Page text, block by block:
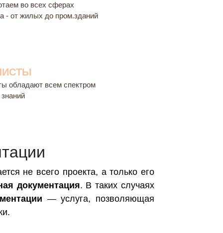
во всех сферах
- от жилых до пром.зданий
обладают всем спектром
не всего проекта, а только его
документация. В таких случаях
— услуга, позволяющая